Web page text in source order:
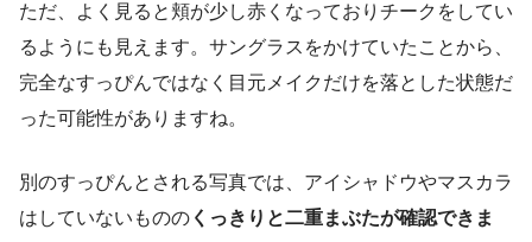
ただ、よく見ると頬が少し赤くなっておりチークをしてい
るようにも見えます。サングラスをかけていたことから、
完全なすっぴんではなく目元メイクだけを落とした状態だ
った可能性がありますね。
別のすっぴんとされる写真では、アイシャドウやマスカラ
はしていないものの くっきりと二重まぶたが確認できま